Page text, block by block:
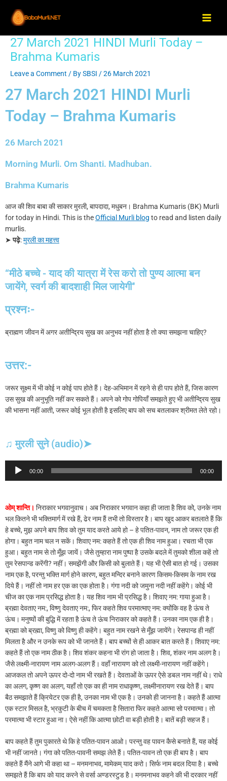
content
27 March 2021 HINDI Murli Today –
Brahma Kumaris
Leave a Comment / BySBSI /26 March 2021
27 March 2021 HINDI Murli
Today – Brahma Kumaris
26 March 2021
Morning Murli. Om Shanti. Madhuban.
Brahma Kumaris
आज की शिव बाबा की साकार मुरली, बापदादा, मधुबन। Brahma Kumaris (BK) Murli
for today in Hindi. This is theOfficial Murli blog to read and listen daily
murlis.
➤पढ़े:मुरली का महत्त्व
“मीठे बच्चे - याद की यात्रा में रेस करो तो पुण्य आत्मा बन
जायेंगे, स्वर्ग की बादशाही मिल जायेगी''
प्रश्नः-
ब्राह्मण जीवन में अगर अतीन्द्रिय सुख का अनुभव नहीं होता है तो क्या समझना चाहिए?
उत्तर:-
जरूर सूक्ष्म में भी कोई न कोई पाप होते हैं। देह-अभिमान में रहने से ही पाप होते हैं, जिस कारण
उस सुख की अनुभूति नहीं कर सकते हैं। अपने को गोप गोपियाँ समझते हुए भी अतीन्द्रिय सुख
की भासना नहीं आती, जरूर कोई भूल होती है इसलिए बाप को सच बतलाकर श्रीमत लेते रहो।
♫ मुरली सुने (audio)➤
Audio
Player
00:00 00:00
ओम् शान्ति। निराकार भगवानुवाच। अब निराकार भगवान कहा ही जाता है शिव को, उनके नाम
भल कितने भी भक्तिमार्ग में रखे हैं, ढेर नाम हैं तभी तो विस्तार है। बाप खुद आकर बतलाते हैं कि
हे बच्चे, मुझ अपने बाप शिव को तुम याद करते आये हो – हे पतित-पावन, नाम तो जरूर एक ही
होगा। बहुत नाम चल न सकें। शिवाए नम: कहते हैं तो एक ही शिव नाम हुआ। रचता भी एक
हुआ। बहुत नाम से तो मूँझ जायें। जैसे तुम्हारा नाम पुष्पा है उसके बदले में तुमको शीला कहें तो
तुम रेसपान्ड करेंगी? नहीं। समझेंगी और किसी को बुलाते हैं। यह भी ऐसी बात हो गई। उसका
नाम एक है, परन्तु भक्ति मार्ग होने कारण, बहुत मन्दिर बनाने कारण किसम-किसम के नाम रख
दिये हैं। नहीं तो नाम हर एक का एक होता है। गंगा नदी को जमुना नदी नहीं कहेंगे। कोई भी
चीज का एक नाम प्रसिद्ध होता है। यह शिव नाम भी प्रसिद्ध है। शिवाए नम: गाया हुआ है।
ब्रह्मा देवताए नम:, विष्णु देवताए नम:, फिर कहते शिव परमात्माए नम: क्योंकि वह है ऊंच ते
ऊंच। मनुष्यों की बुद्धि में रहता है ऊंच ते ऊंच निराकार को कहते हैं। उनका नाम एक ही है।
ब्रह्मा को ब्रह्मा, विष्णु को विष्णु ही कहेंगे। बहुत नाम रखने से मूँझ जायेंगे। रेसपान्ड ही नहीं
मिलता है और न उनके रूप को भी जानते हैं। बाप बच्चों से ही आकर बात करते हैं। शिवाए नम:
कहते हैं तो एक नाम ठीक है। शिव शंकर कहना भी रांग हो जाता है। शिव, शंकर नाम अलग है।
जैसे लक्ष्मी-नारायण नाम अलग-अलग हैं। वहाँ नारायण को तो लक्ष्मी-नारायण नहीं कहेंगे।
आजकल तो अपने ऊपर दो-दो नाम भी रखते हैं। देवताओं के ऊपर ऐसे डबल नाम नहीं थे। राधे
का अलग, कृष्ण का अलग, यहाँ तो एक का ही नाम राधाकृष्ण, लक्ष्मीनारायण रख देते हैं। बाप
बैठ समझाते हैं क्रियेटर एक ही है, उनका नाम भी एक है। उनको ही जानना है। कहते हैं आत्मा
एक स्टार मिसल है, भ्रकुटी के बीच में चमकता है सितारा फिर कहते आत्मा सो परमात्मा। तो
परमात्मा भी स्टार हुआ ना। ऐसे नहीं कि आत्मा छोटी वा बड़ी होती है। बातें बड़ी सहज हैं।
बाप कहते हैं तुम पुकारते थे कि हे पतित-पावन आओ। परन्तु वह पावन कैसे बनाते हैं, यह कोई
भी नहीं जानते। गंगा को पतित-पावनी समझ लेते हैं। पतित-पावन तो एक ही बाप है। बाप
कहते हैं मैंने आगे भी कहा था – मनमनाभव, मामेकम् याद करो। सिर्फ नाम बदल दिया है। बच्चे
समझते हैं कि बाप को याद करने से वर्सा अण्डरस्टुड है। मनमनाभव कहने की भी दरकार नहीं
Post
navigation